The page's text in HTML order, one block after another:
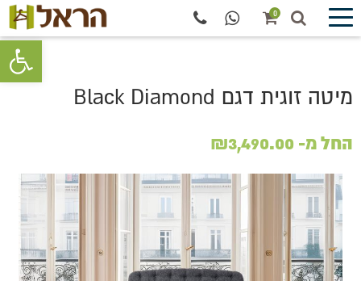
פתח
0
מיטה זוגית דגם Black Diamond
החל מ- ₪3,490.00